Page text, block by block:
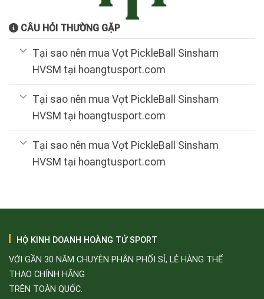
CÂU HỎI THƯỜNG GẶP
Tại sao nên mua Vợt PickleBall Sinsham
HVSM tại hoangtusport.com
Tại sao nên mua Vợt PickleBall Sinsham
HVSM tại hoangtusport.com
Tại sao nên mua Vợt PickleBall Sinsham
HVSM tại hoangtusport.com
HỘ KINH DOANH HOÀNG TỬ SPORT
VỚI GẦN 30 NĂM CHUYÊN PHÂN PHỐI SỈ, LẺ HÀNG THỂ
THAO CHÍNH HÃNG
TRÊN TOÀN QUỐC.